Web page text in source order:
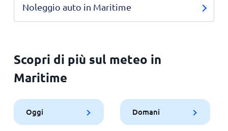
Noleggio auto in Maritime
Scopri di più sul meteo in
Maritime
Oggi Domani